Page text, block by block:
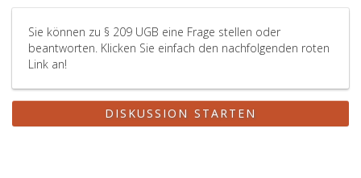
Sie können zu § 209 UGB eine Frage stellen oder
beantworten. Klicken Sie einfach den nachfolgenden roten
Link an!
DISKUSSION STARTEN